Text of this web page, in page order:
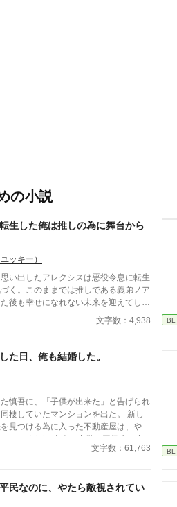
の小説
生した俺は推しの為に舞台から
ッキー）
い出したアレクシスは悪役令息に転生
く。このままでは推しである義弟ノア
後も幸せになれない未来を迎えてしま
する為に、俺は舞台から退場すること
を燃やし尽くす事で。 そんな俺の行
文字数：4,938 BL
た日、俺も結婚した。
慎吾に、「子供が出来た」と告げられ
棲していたマンションを出た。 新し
見つける為に入った不動産屋は、やた
学の同級生で妻
そして別れた恋人の慎吾と妻の美咲、
世界のお話しです。気になる箇所が
ますが、さら〜っと読んで頂けると有
文字数：61,763 BL
民なのに、やたら敵視されてい